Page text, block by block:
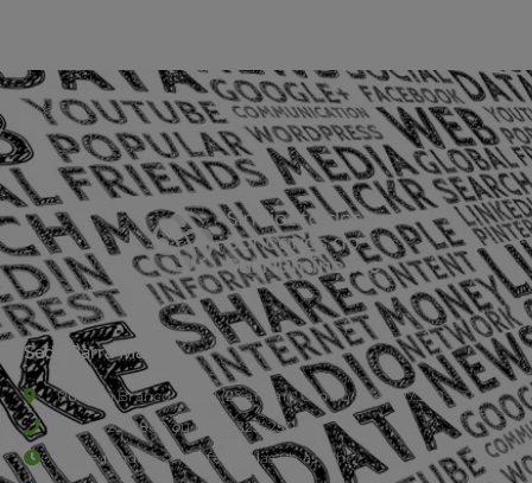
Sede Barra Mansa
Rua Rio Branco, nº107 (2º andar), Centro - Cep: 27.330-030
(24) 3323-2848 ou (24) 3323-2500
De segunda à sexta-feira , das 9h às 17h.